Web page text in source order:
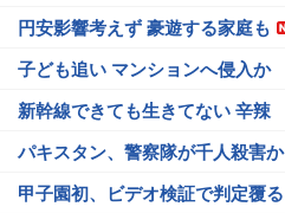
円安影響考えず 豪遊する家庭も
子ども追い マンションへ侵入か
新幹線できても生きてない 辛辣
パキスタン、警察隊が千人殺害か
甲子園初、ビデオ検証で判定覆る